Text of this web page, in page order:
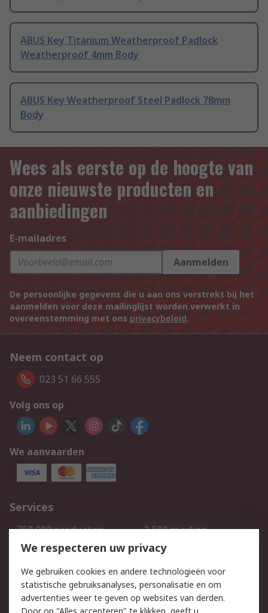
ABUS Key Titanium Weatherproof Padlock
Weatherproof 4mm Body
ABUS Key Weatherproof Steel Padlock 78mm
Body
Wees als eerste op de hoogte van
onze nieuwste producten en
aanbiedingen
E-mailadres
Aanmelden
De persoonlijke gegevens die u aan ons verstrekt bij het
aanmelden voor deze mailinglijst worden verwerkt in
overeenstemming met ons privacybeleid.
Neem contact op
023 51 66 555
Volg ons op
We aanvaarden
Services
750.000 producten
2.500 merken
Bestellen
Inkoopoplossingen
Track & Trace
We respecteren uw privacy
We gebruiken cookies en andere technologieën voor
statistische gebruiksanalyses, personalisatie en om
advertenties weer te geven op websites van derden.